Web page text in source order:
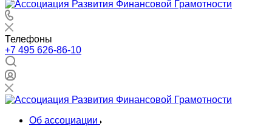
Телефоны
+7 495 626-86-10
Об ассоциации